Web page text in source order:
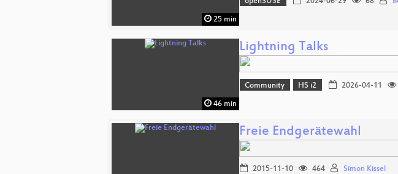
25 min
46 min
Lightning Talks
Community HS i2 2026-04-11
Freie Endgerätewahl
2015-11-10 464 Simon Kissel